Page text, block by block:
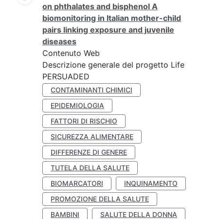
on phthalates and bisphenol A
biomonitoring in Italian mother-child
pairs linking exposure and juvenile
diseases
Contenuto Web
Descrizione generale del progetto Life
PERSUADED
CONTAMINANTI CHIMICI
EPIDEMIOLOGIA
FATTORI DI RISCHIO
SICUREZZA ALIMENTARE
DIFFERENZE DI GENERE
TUTELA DELLA SALUTE
BIOMARCATORI
INQUINAMENTO
PROMOZIONE DELLA SALUTE
BAMBINI
SALUTE DELLA DONNA